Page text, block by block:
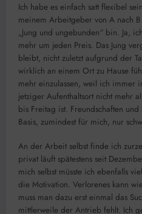
Ich habe es einfach satt flexibel
meinem Arbeitgeber von A nach
„Jung und ungebunden“ bin. Ja,
mehr um jeden Preis. Das Jung
bleibt, nicht zuletzt aufgrund der
wirklich an einem Ort zu Hause
mehr einzulassen, weil ich immer
jetziger Aufenthaltsort nicht mehr
bis Freitag ist. Freundschaften
Basis, zumindest für mich, nur
An der Arbeit selbst finde ich
privat läuft spätestens seit
mich selbst müsste ich ebenfalls
die Motivation. Verlorenes kann
muss man dazu erst einmal das
mittlerweile der Antrieb fehlt. Ich